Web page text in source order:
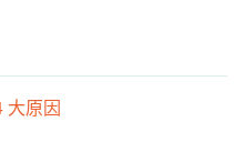
大原因